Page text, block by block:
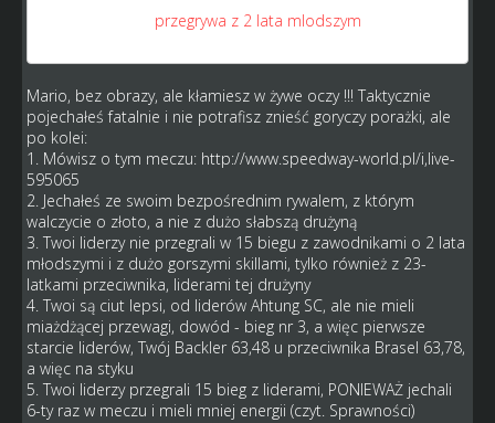
przegrywa z 2 lata mlodszym
Mario, bez obrazy, ale kłamiesz w żywe oczy !!! Taktycznie
pojechałeś fatalnie i nie potrafisz znieść goryczy porażki, ale
po kolei:
1. Mówisz o tym meczu: http://www.speedway-world.pl/i,live-
595065
2. Jechałeś ze swoim bezpośrednim rywalem, z którym
walczycie o złoto, a nie z dużo słabszą drużyną
3. Twoi liderzy nie przegrali w 15 biegu z zawodnikami o 2 lata
młodszymi i z dużo gorszymi skillami, tylko również z 23-
latkami przeciwnika, liderami tej drużyny
4. Twoi są ciut lepsi, od liderów Ahtung SC, ale nie mieli
miażdżącej przewagi, dowód - bieg nr 3, a więc pierwsze
starcie liderów, Twój Backler 63,48 u przeciwnika Brasel 63,78,
a więc na styku
5. Twoi liderzy przegrali 15 bieg z liderami, PONIEWAŻ jechali
6-ty raz w meczu i mieli mniej energii (czyt. Sprawności)